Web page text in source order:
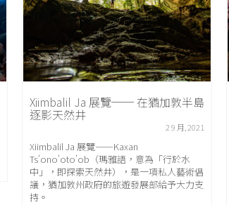
Xiimbalil Ja 展覽── 在猶加敦半島
逐影天然井
2 9 月, 2021
Xiimbalil Ja 展覽⸺Kaxan
Ts'ono'oto'ob（瑪雅語，意為「行於水
中」，即探索天然井），是一項私人藝術倡
議，猶加敦州政府的旅遊發展部給予大力支
持。